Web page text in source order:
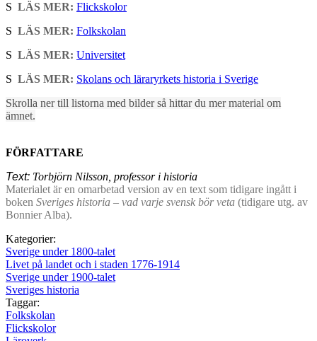
S LÄS MER: Flickskolor
S LÄS MER: Folkskolan
S LÄS MER: Universitet
S LÄS MER: Skolans och läraryrkets historia i Sverige
Skrolla ner till listorna med bilder så hittar du mer material om
ämnet.
FÖRFATTARE
Text: Torbjörn Nilsson, professor i historia
Materialet är en omarbetad version av en text som tidigare ingått i
boken Sveriges historia – vad varje svensk bör veta (tidigare utg. av
Bonnier Alba).
Kategorier:
Sverige under 1800-talet
Livet på landet och i staden 1776-1914
Sverige under 1900-talet
Sveriges historia
Taggar:
Folkskolan
Flickskolor